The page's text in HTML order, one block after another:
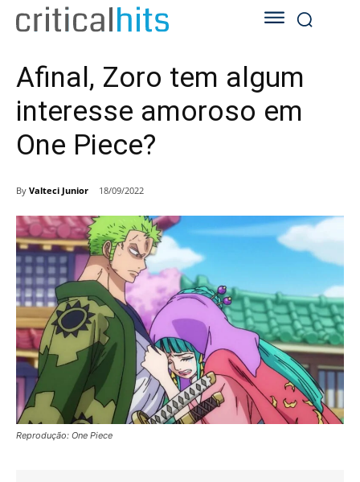
Afinal, Zoro tem algum
interesse amoroso em
One Piece?
By Valteci Junior 18/09/2022
Reprodução: One Piece